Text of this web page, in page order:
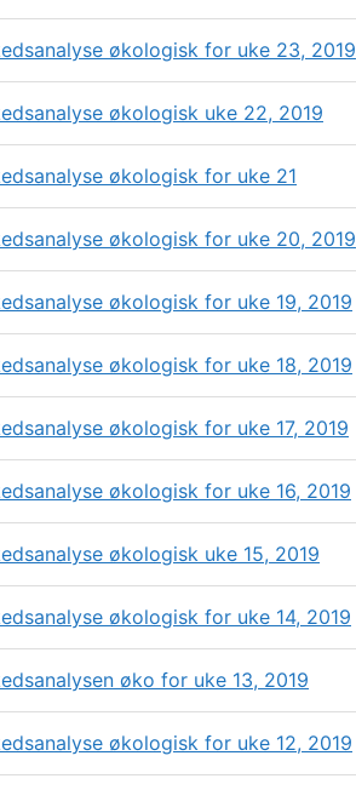
økologisk for uke 23, 2019
økologisk uke 22, 2019
økologisk for uke 21
økologisk for uke 20, 2019
økologisk for uke 19, 2019
økologisk for uke 18, 2019
økologisk for uke 17, 2019
økologisk for uke 16, 2019
økologisk uke 15, 2019
økologisk for uke 14, 2019
øko for uke 13, 2019
økologisk for uke 12, 2019